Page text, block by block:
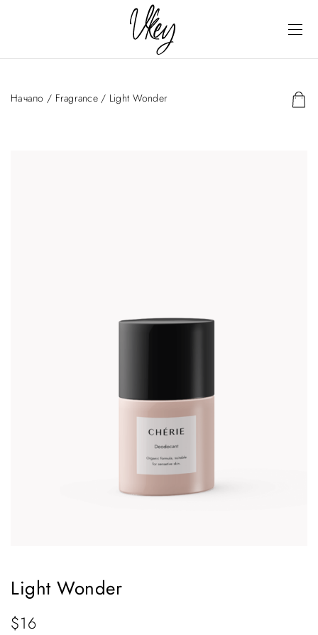
Начало / Fragrance / Light Wonder
Light Wonder
$16